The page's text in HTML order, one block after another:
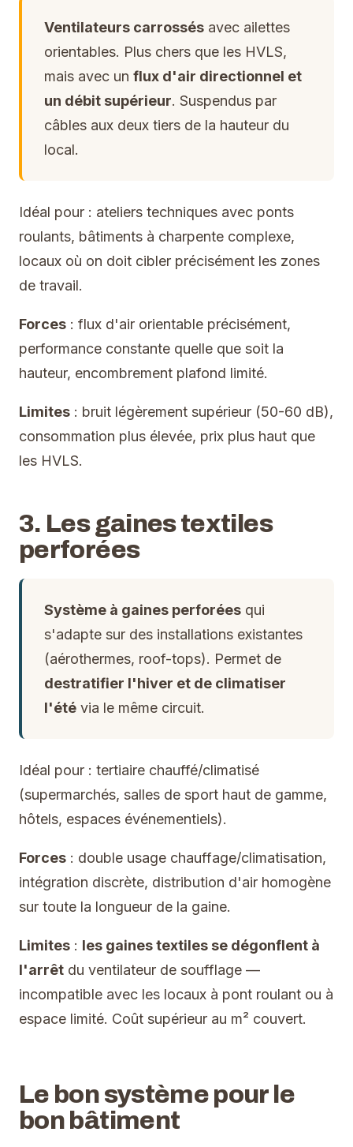
Ventilateurs carrossés avec ailettes
orientables. Plus chers que les HVLS,
mais avec un flux d'air directionnel et
un débit supérieur. Suspendus par
câbles aux deux tiers de la hauteur du
local.
Idéal pour : ateliers techniques avec ponts
roulants, bâtiments à charpente complexe,
locaux où on doit cibler précisément les zones
de travail.
Forces : flux d'air orientable précisément,
performance constante quelle que soit la
hauteur, encombrement plafond limité.
Limites : bruit légèrement supérieur (50-60 dB),
consommation plus élevée, prix plus haut que
les HVLS.
3. Les gaines textiles
perforées
Système à gaines perforées qui
s'adapte sur des installations existantes
(aérothermes, roof-tops). Permet de
destratifier l'hiver et de climatiser
l'été via le même circuit.
Idéal pour : tertiaire chauffé/climatisé
(supermarchés, salles de sport haut de gamme,
hôtels, espaces événementiels).
Forces : double usage chauffage/climatisation,
intégration discrète, distribution d'air homogène
sur toute la longueur de la gaine.
Limites : les gaines textiles se dégonflent à
l'arrêt du ventilateur de soufflage —
incompatible avec les locaux à pont roulant ou à
espace limité. Coût supérieur au m² couvert.
Le bon système pour le
bon bâtiment